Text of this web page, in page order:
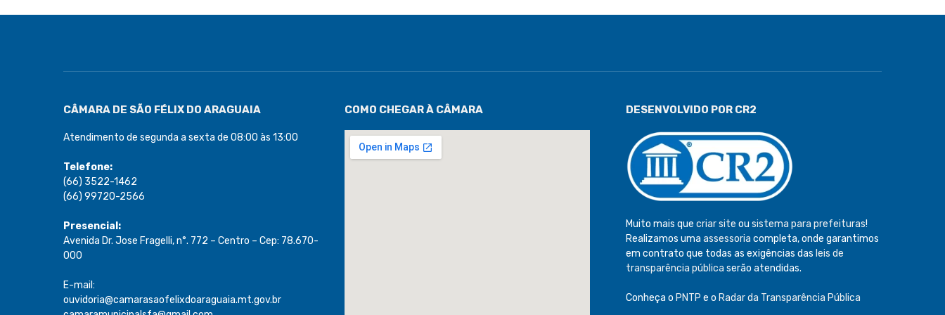
CÂMARA DE SÃO FÉLIX DO ARAGUAIA
Atendimento de segunda a sexta de 08:00 às 13:00
Telefone:
(66) 3522-1462
(66) 99720-2566
Presencial:
Avenida Dr. Jose Fragelli, n°. 772 – Centro – Cep: 78.670-
000
E-mail:
ouvidoria@camarasaofelixdoaraguaia.mt.gov.br
COMO CHEGAR À CÂMARA DESENVOLVIDO POR CR2
Muito mais que criar site ou sistema para prefeituras!
Realizamos uma assessoria completa, onde garantimos
em contrato que todas as exigências das leis de
transparência pública serão atendidas.
Conheça o PNTP e o Radar da Transparência Pública